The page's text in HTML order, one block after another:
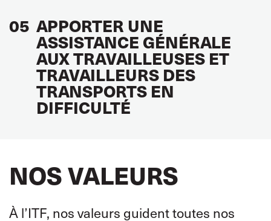
05 APPORTER UNE
ASSISTANCE GÉNÉRALE
AUX TRAVAILLEUSES ET
TRAVAILLEURS DES
TRANSPORTS EN
DIFFICULTÉ
NOS VALEURS
À l’ITF, nos valeurs guident toutes nos